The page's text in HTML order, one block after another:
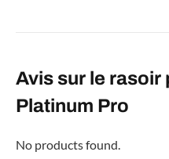
Avis sur le rasoir
Platinum Pro
No products found.